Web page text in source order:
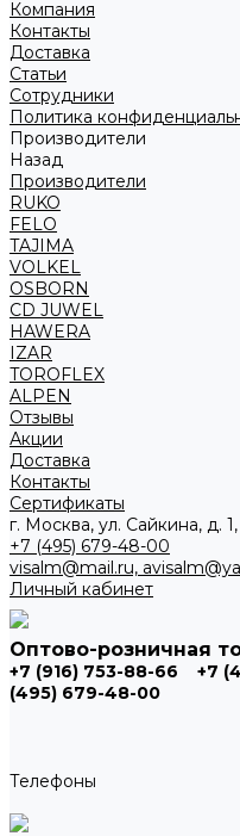
Компания
Контакты
Доставка
Статьи
Сотрудники
Политика
Производители
Назад
Производители
RUKO
FELO
TAJIMA
VOLKEL
OSBORN
CD JUWEL
HAWERA
IZAR
TOROFLEX
ALPEN
Отзывы
Акции
Доставка
Контакты
Сертификаты
г. Москва, ул. Сайкина, д. 1,
+7 (495) 679-48-00
visalm@mail.ru,
Личный кабинет
Оптово-розничная
+7 (916) 753-88-66 +7
(495) 679-48-00
Телефоны